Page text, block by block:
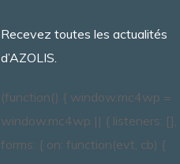
Recevez toutes les actualités
d’AZOLIS.
(function() { window.mc4wp =
window.mc4wp || { listeners: [],
forms: { on: function(evt, cb) {